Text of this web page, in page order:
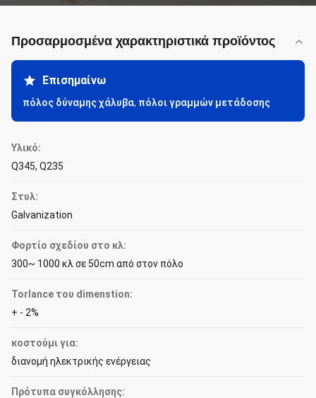
Προσαρμοσμένα χαρακτηριστικά προϊόντος
Επισημαίνω
πόλος δύναμης χάλυβα, πόλοι γραμμών μετάδοσης
Υλικό:
Q345, Q235
Στυλ:
Galvanization
Φορτίο σχεδίου στο κλ:
300~ 1000 κλ σε 50cm από στον πόλο
Torlance του dimenstion:
+ - 2%
κοστούμι για:
διανομή ηλεκτρικής ενέργειας
Πρότυπα συγκόλλησης: